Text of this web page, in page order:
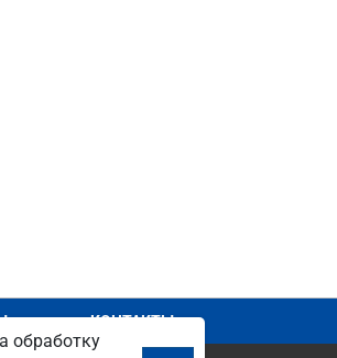
КОНТАКТЫ
обработку